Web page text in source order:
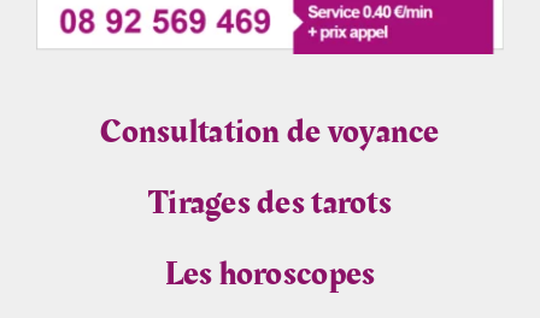
Consultation de voyance
Tirages des tarots
Les horoscopes